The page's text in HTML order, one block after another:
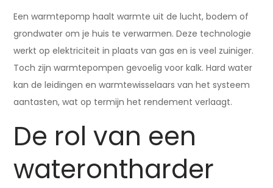
Een warmtepomp haalt warmte uit de lucht, bodem of
grondwater om je huis te verwarmen. Deze technologie
werkt op elektriciteit in plaats van gas en is veel zuiniger.
Toch zijn warmtepompen gevoelig voor kalk. Hard water
kan de leidingen en warmtewisselaars van het systeem
aantasten, wat op termijn het rendement verlaagt.
De rol van een
waterontharder